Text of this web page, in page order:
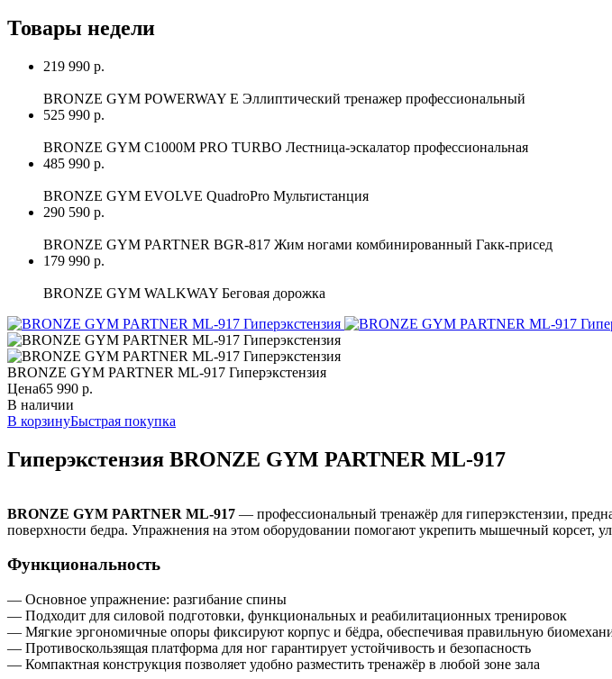
Товары недели
219 990 р.
BRONZE GYM POWERWAY E Эллиптический тренажер профессиональный
525 990 р.
BRONZE GYM C1000M PRO TURBO Лестница-эскалатор профессиональная
485 990 р.
BRONZE GYM EVOLVE QuadroPro Мультистанция
290 590 р.
BRONZE GYM PARTNER BGR-817 Жим ногами комбинированный Гакк-присед
179 990 р.
BRONZE GYM WALKWAY Беговая дорожка
BRONZE GYM PARTNER ML-917 Гиперэкстензия
Цена65 990 р.
В наличии
В корзинуБыстрая покупка
Гиперэкстензия BRONZE GYM PARTNER ML-917
BRONZE GYM PARTNER ML‑917 — профессиональный тренажёр для гиперэкстензии,
поверхности бедра. Упражнения на этом оборудовании помогают укрепить мышечный корсет,
Функциональность
— Основное упражнение: разгибание спины
— Подходит для силовой подготовки, функциональных и реабилитационных тренировок
— Мягкие эргономичные опоры фиксируют корпус и бёдра, обеспечивая правильную
— Противоскользящая платформа для ног гарантирует устойчивость и безопасность
— Компактная конструкция позволяет удобно разместить тренажёр в любой зоне зала